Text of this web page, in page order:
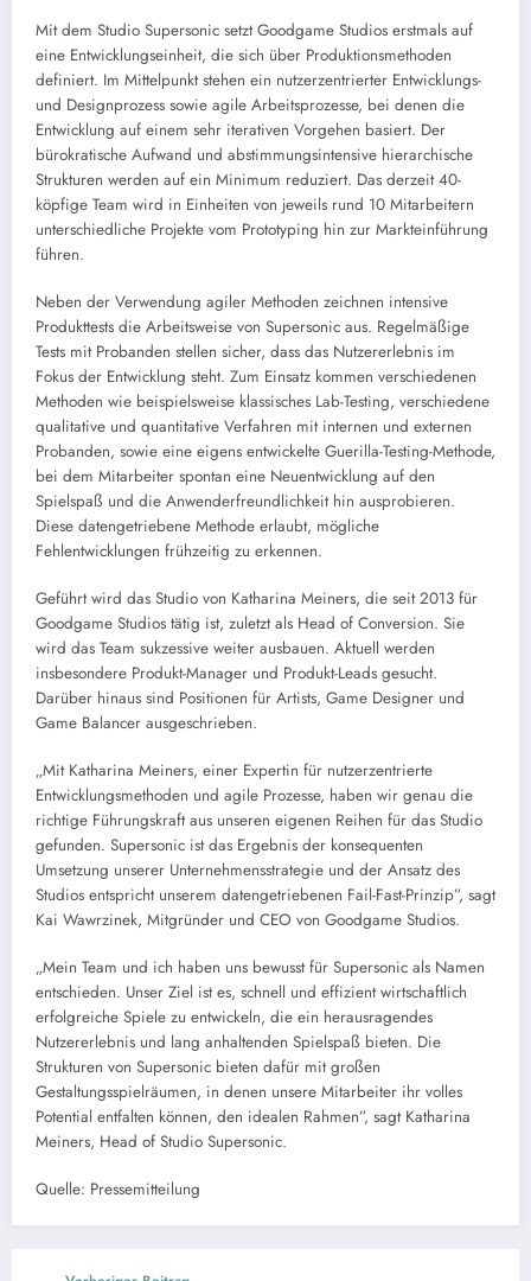
Mit dem Studio Supersonic setzt Goodgame Studios erstmals auf
eine Entwicklungseinheit, die sich über Produktionsmethoden
definiert. Im Mittelpunkt stehen ein nutzerzentrierter Entwicklungs-
und Designprozess sowie agile Arbeitsprozesse, bei denen die
Entwicklung auf einem sehr iterativen Vorgehen basiert. Der
bürokratische Aufwand und abstimmungsintensive hierarchische
Strukturen werden auf ein Minimum reduziert. Das derzeit 40-
köpfige Team wird in Einheiten von jeweils rund 10 Mitarbeitern
unterschiedliche Projekte vom Prototyping hin zur Markteinführung
führen.
Neben der Verwendung agiler Methoden zeichnen intensive
Produkttests die Arbeitsweise von Supersonic aus. Regelmäßige
Tests mit Probanden stellen sicher, dass das Nutzererlebnis im
Fokus der Entwicklung steht. Zum Einsatz kommen verschiedenen
Methoden wie beispielsweise klassisches Lab-Testing, verschiedene
qualitative und quantitative Verfahren mit internen und externen
Probanden, sowie eine eigens entwickelte Guerilla-Testing-Methode,
bei dem Mitarbeiter spontan eine Neuentwicklung auf den
Spielspaß und die Anwenderfreundlichkeit hin ausprobieren.
Diese datengetriebene Methode erlaubt, mögliche
Fehlentwicklungen frühzeitig zu erkennen.
Geführt wird das Studio von Katharina Meiners, die seit 2013 für
Goodgame Studios tätig ist, zuletzt als Head of Conversion. Sie
wird das Team sukzessive weiter ausbauen. Aktuell werden
insbesondere Produkt-Manager und Produkt-Leads gesucht.
Darüber hinaus sind Positionen für Artists, Game Designer und
Game Balancer ausgeschrieben.
„Mit Katharina Meiners, einer Expertin für nutzerzentrierte
Entwicklungsmethoden und agile Prozesse, haben wir genau die
richtige Führungskraft aus unseren eigenen Reihen für das Studio
gefunden. Supersonic ist das Ergebnis der konsequenten
Umsetzung unserer Unternehmensstrategie und der Ansatz des
Studios entspricht unserem datengetriebenen Fail-Fast-Prinzip”, sagt
Kai Wawrzinek, Mitgründer und CEO von Goodgame Studios.
„Mein Team und ich haben uns bewusst für Supersonic als Namen
entschieden. Unser Ziel ist es, schnell und effizient wirtschaftlich
erfolgreiche Spiele zu entwickeln, die ein herausragendes
Nutzererlebnis und lang anhaltenden Spielspaß bieten. Die
Strukturen von Supersonic bieten dafür mit großen
Gestaltungsspielräumen, in denen unsere Mitarbeiter ihr volles
Potential entfalten können, den idealen Rahmen”, sagt Katharina
Meiners, Head of Studio Supersonic.
Quelle: Pressemitteilung